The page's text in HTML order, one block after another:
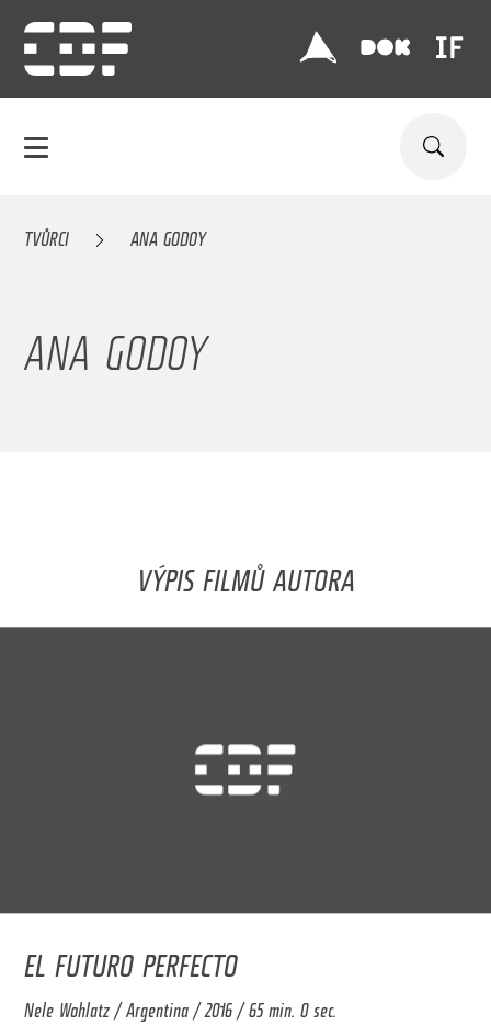
TVŮRCI ANA GODOY
ANA GODOY
VÝPIS FILMŮ AUTORA
EL FUTURO PERFECTO
Nele Wohlatz / Argentina / 2016 / 65 min. 0 sec.